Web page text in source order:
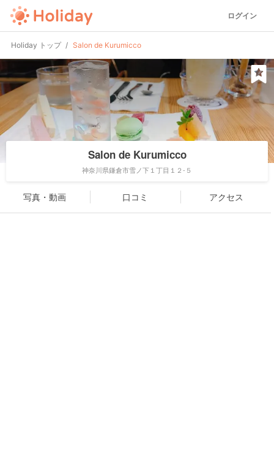
ログイン
Holiday トップ Salon de Kurumicco
Salon de Kurumicco
神奈川県鎌倉市雪ノ下１丁目１２-５
写真・動画 口コミ アクセス